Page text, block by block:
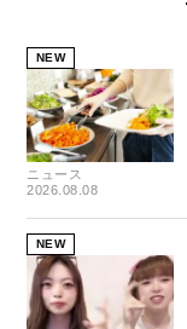
NEW
ニュース
2026.08.08
NEW